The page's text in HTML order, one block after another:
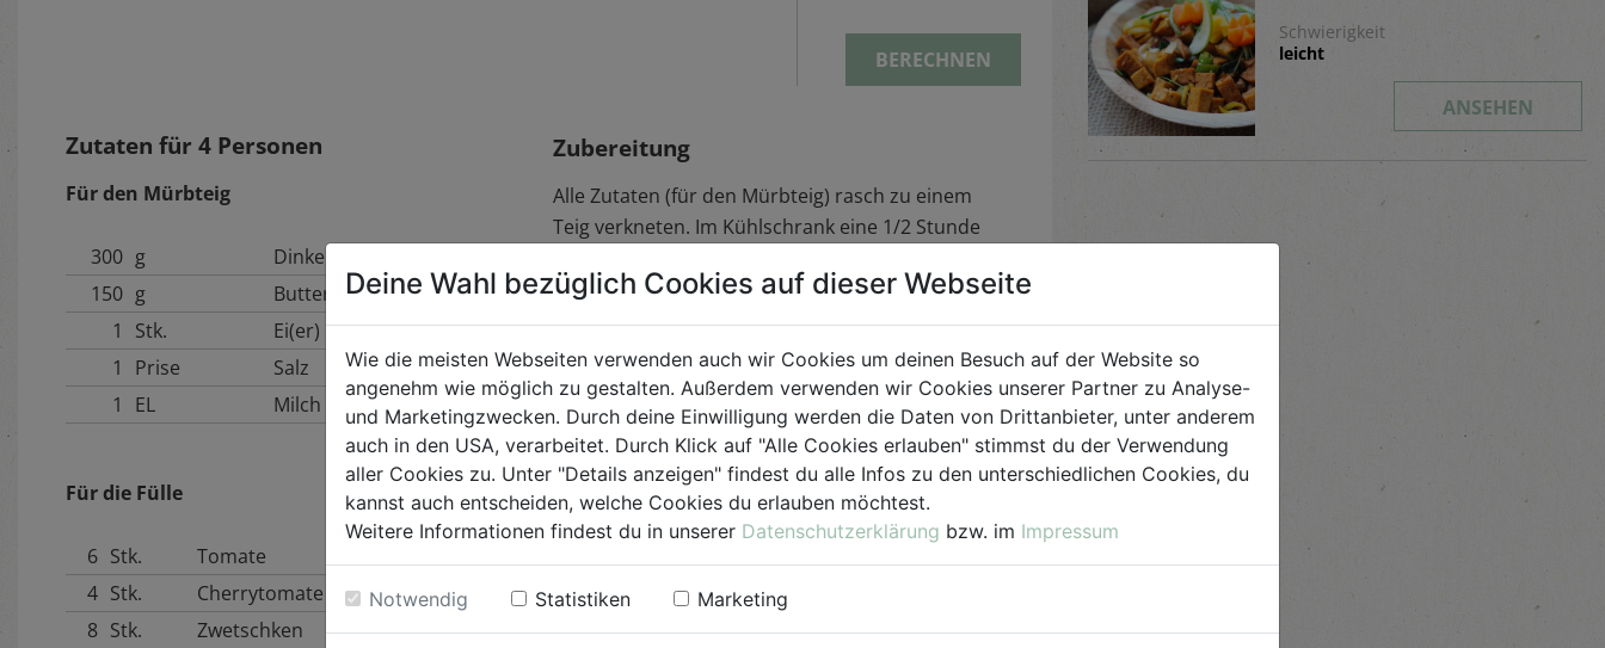
BERECHNEN
Zutaten für 4 Personen
Für den Mürbteig
300 g
Dinkelmehl
150 g
Butter kalt
1
Stk.
Ei(er)
1
Prise
Salz
1
EL Milch
Für die Fülle
6 Stk.
Tomate
4 Stk.
Cherrytomate
8 Stk.
Zwetschken
Zubereitung
Alle Zutaten (für den Mürbteig) rasch zu einem
Teig verkneten. Im Kühlschrank eine 1/2 Stunde
Die Tomaten in Scheiben schneiden und die
Cocktailtomaten halbieren. Die Zwetschken vom
Kern lösen und teilen. Anschließend eine
Tarteform einfetten und den Teig ausrollen. Tipp:
Ein bisschen größer als die Form. Die Form dann
mit dem Mürbteig auslegen und einen 2 cm
hohen Rand formen.
Für die Fülle den Sauerrahm mit den Eigelben
verrühren und würzen und anschließend den
Backofen auf 180 Grad vorheizen. Tomaten &
Schwierigkeit
leicht
ANSEHEN
Deine Wahl bezüglich Cookies auf dieser Webseite
Wie die meisten Webseiten verwenden auch wir Cookies um deinen Besuch auf der Website so
angenehm wie möglich zu gestalten. Außerdem verwenden wir Cookies unserer Partner zu Analyse-
und Marketingzwecken. Durch deine Einwilligung werden die Daten von Drittanbieter, unter anderem
auch in den USA, verarbeitet. Durch Klick auf "Alle Cookies erlauben" stimmst du der Verwendung
aller Cookies zu. Unter "Details anzeigen" findest du alle Infos zu den unterschiedlichen Cookies, du
kannst auch entscheiden, welche Cookies du erlauben möchtest.
Weitere Informationen findest du in unserer Datenschutzerklärung bzw. im Impressum
Notwendig Statistiken Marketing